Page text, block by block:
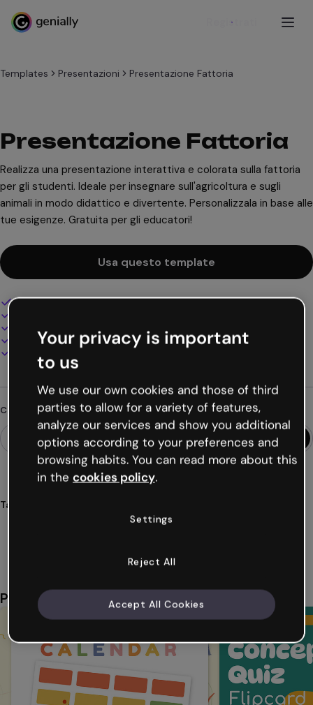
Registrati
Templates Presentazioni Presentazione Fattoria
Presentazione Fattoria
Realizza una presentazione interattiva e colorata sulla fattoria
per gli studenti. Ideale per insegnare sull'agricoltura e sugli
animali in modo didattico e divertente. Personalizzala in base alle
tue esigenze. Gratuita per gli educatori!
Usa questo template
Design interattivo e animato
Presenta, condividi o pubblica online
Scarica in PDF, MP4 e altri formati
Cerchi qualcosa di diverso?
Tags
animali
Potrebbe piacerti anche
Your privacy is important
to us
We use our own cookies and those of third
parties to allow for a variety of features,
analyze our services and show you additional
options according to your preferences and
browsing habits. You can read more about this
in the cookies policy.
Settings
Reject All
Accept All Cookies